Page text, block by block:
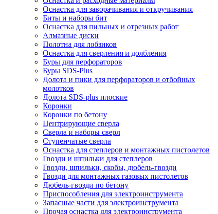
Оснастка для заворачивания и откручивания
Биты и наборы бит
Оснастка для пильных и отрезных работ
Алмазные диски
Полотна для лобзиков
Оснастка для сверления и долбления
Буры для перфораторов
Буры SDS-Plus
Долота и пики для перфораторов и отбойных
молотков
Долота SDS-plus плоские
Коронки
Коронки по бетону
Центрирующие сверла
Сверла и наборы сверл
Ступенчатые сверла
Оснастка для степлеров и монтажных пистолетов
Гвозди и шпильки для степлеров
Гвозди, шпильки, скобы, дюбель-гвозди
Гвозди для монтажных газовых пистолетов
Дюбель-гвозди по бетону
Приспособления для электроинструмента
Запасные части для электроинструмента
Прочая оснастка для электроинструмента